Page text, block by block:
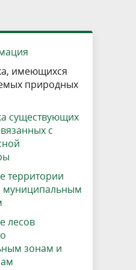
туристские
труда
мира, не
охоты
имеющихся
природных
существующих
с
территории
муниципальным
лесов
зонам и